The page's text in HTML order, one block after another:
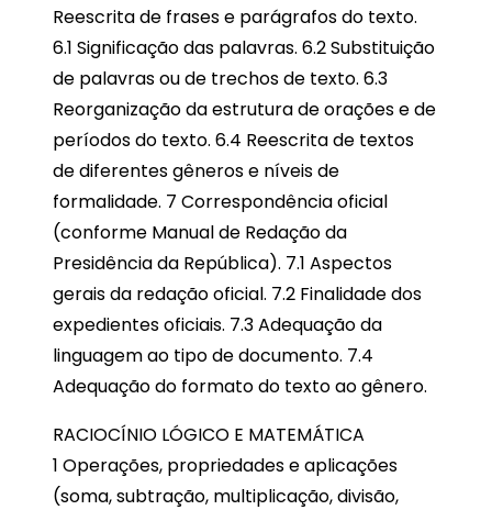
Reescrita de frases e parágrafos do texto.
6.1 Significação das palavras. 6.2 Substituição
de palavras ou de trechos de texto. 6.3
Reorganização da estrutura de orações e de
períodos do texto. 6.4 Reescrita de textos
de diferentes gêneros e níveis de
formalidade. 7 Correspondência oficial
(conforme Manual de Redação da
Presidência da República). 7.1 Aspectos
gerais da redação oficial. 7.2 Finalidade dos
expedientes oficiais. 7.3 Adequação da
linguagem ao tipo de documento. 7.4
Adequação do formato do texto ao gênero.
RACIOCÍNIO LÓGICO E MATEMÁTICA
1 Operações, propriedades e aplicações
(soma, subtração, multiplicação, divisão,